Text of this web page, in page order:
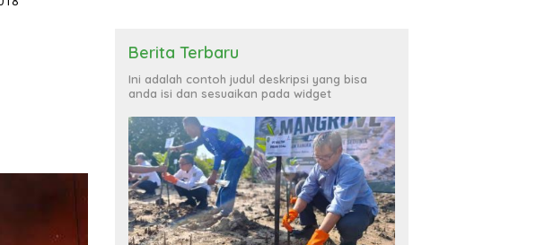
Berita Terbaru
Ini adalah contoh judul deskripsi yang bisa
anda isi dan sesuaikan pada widget